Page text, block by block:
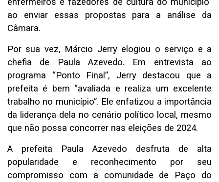
ao enviar essas propostas para a análise da
Câmara.
Por sua vez, Márcio Jerry elogiou o serviço e a
chefia de Paula Azevedo. Em entrevista ao
programa “Ponto Final”, Jerry destacou que a
prefeita é bem “avaliada e realiza um excelente
trabalho no município”. Ele enfatizou a importância
da liderança dela no cenário político local, mesmo
que não possa concorrer nas eleições de 2024.
A prefeita Paula Azevedo desfruta de alta
popularidade e reconhecimento por seu
compromisso com a comunidade de Paço do